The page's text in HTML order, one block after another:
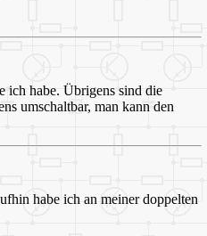
ich habe. Übrigens sind die
umschaltbar, man kann den
habe ich an meiner doppelten